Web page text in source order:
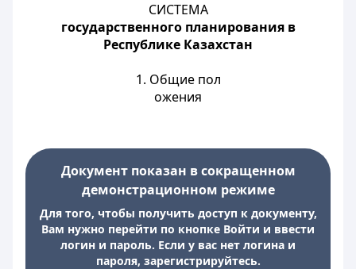
СИСТЕМА
государственного планирования в
Республике Казахстан
1. Общие пол
ожения
Документ показан в сокращенном
демонстрационном режиме
Для того, чтобы получить доступ к документу,
Вам нужно перейти по кнопке Войти и ввести
логин и пароль. Если у вас нет логина и
пароля, зарегистрируйтесь.